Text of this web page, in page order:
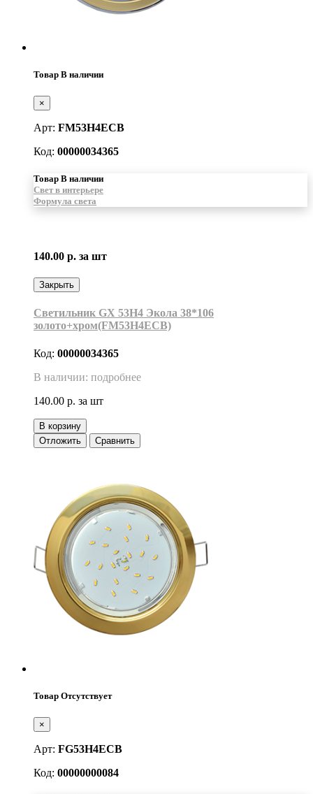
Товар В наличии
×
Арт: FM53H4ECB
Код: 00000034365
Товар В наличии
Свет в интерьере
Формула света
140.00 р. за шт
Закрыть
Светильник GX 53H4 Экола 38*106
золото+хром(FM53H4ECB)
Код: 00000034365
В наличии: подробнее
140.00 р. за шт
В корзину
Отложить
Сравнить
Товар Отсутствует
×
Арт: FG53H4ECB
Код: 00000000084